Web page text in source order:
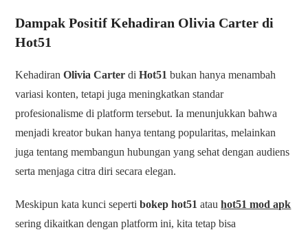
Dampak Positif Kehadiran Olivia Carter di
Hot51
KehadiranOlivia Carter diHot51 bukan hanya menambah
variasi konten, tetapi juga meningkatkan standar
profesionalisme di platform tersebut. Ia menunjukkan bahwa
menjadi kreator bukan hanya tentang popularitas, melainkan
juga tentang membangun hubungan yang sehat dengan audiens
serta menjaga citra diri secara elegan.
Meskipun kata kunci sepertibokep hot51 atauhot51 mod apk
sering dikaitkan dengan platform ini, kita tetap bisa